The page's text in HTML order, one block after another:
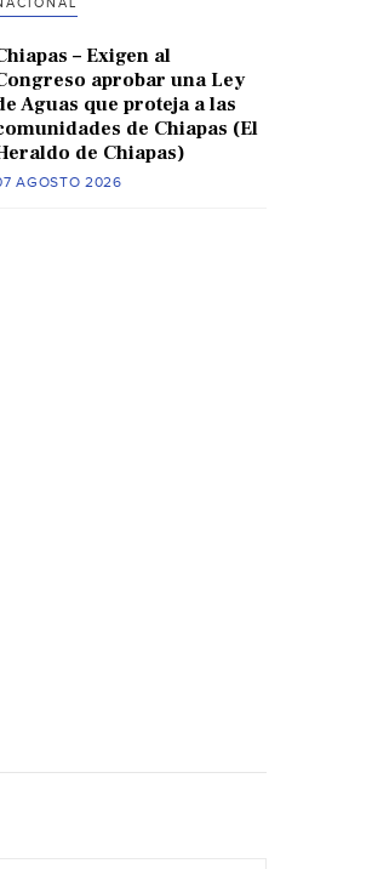
– Exigen al
aprobar una Ley
Aguas que proteja a las
de Chiapas (El
de Chiapas)
AGOSTO 2026